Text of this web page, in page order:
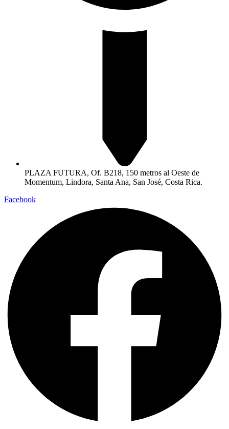
PLAZA FUTURA, Of. B218, 150 metros al Oeste de
Momentum, Lindora, Santa Ana, San José, Costa Rica.
Facebook